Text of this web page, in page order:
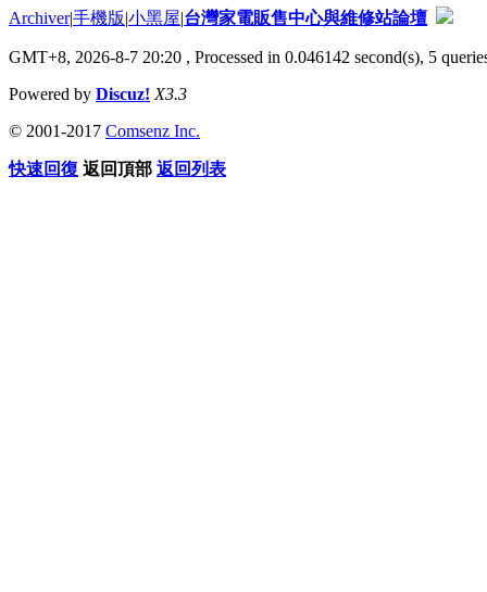
Archiver|手機版|小黑屋|台灣家電販售中心與維修站論壇
GMT+8, 2026-8-7 20:20 , Processed in 0.046142 second(s), 5
Powered by Discuz! X3.3
© 2001-2017 Comsenz Inc.
快速回復 返回頂部 返回列表